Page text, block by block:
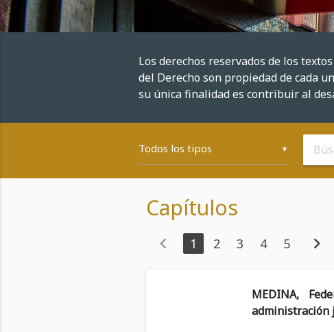
Los derechos reservados de los
del Derecho son propiedad de cada
su única finalidad es contribuir al
▼
Capítulos
chevron_left 1 2 3 4 5 chevron_right
MEDINA,
administración